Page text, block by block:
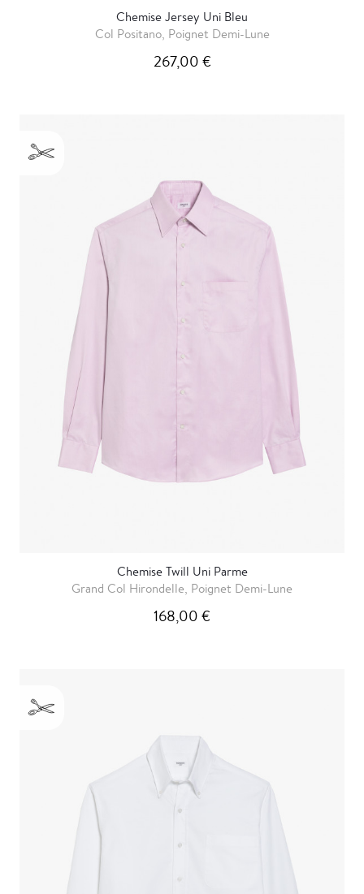
Chemise Jersey Uni Bleu
Col Positano, Poignet Demi-Lune
267,00 €
Chemise Twill Uni Parme
Grand Col Hirondelle, Poignet Demi-Lune
168,00 €